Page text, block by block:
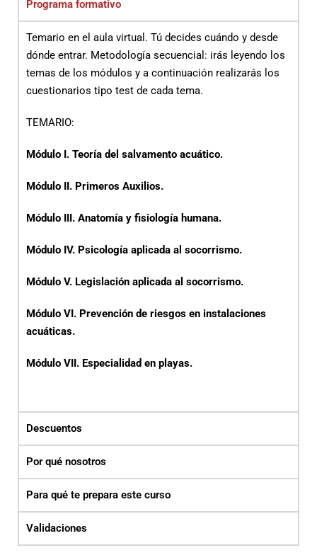
Programa formativo
Temario en el aula virtual. Tú decides cuándo y desde
dónde entrar. Metodología secuencial: irás leyendo los
temas de los módulos y a continuación realizarás los
cuestionarios tipo test de cada tema.
TEMARIO:
Módulo I. Teoría del salvamento acuático.
Módulo II. Primeros Auxilios.
Módulo III. Anatomía y fisiología humana.
Módulo IV. Psicología aplicada al socorrismo.
Módulo V. Legislación aplicada al socorrismo.
Módulo VI. Prevención de riesgos en instalaciones
acuáticas.
Módulo VII. Especialidad en playas.
Descuentos
Por qué nosotros
Para qué te prepara este curso
Validaciones